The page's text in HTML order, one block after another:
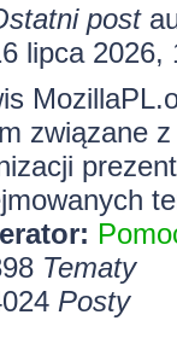
post
lipca 2026,
związane
Tematy
Posty